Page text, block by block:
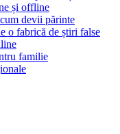
și offline
devii părinte
o fabrică de știri false
familie